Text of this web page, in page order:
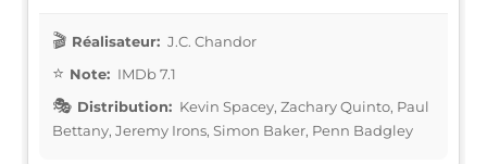
Réalisateur: J.C. Chandor
Note: IMDb 7.1
Distribution: Kevin Spacey, Zachary Quinto, Paul
Bettany, Jeremy Irons, Simon Baker, Penn Badgley